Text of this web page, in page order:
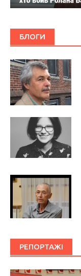
БЛОГИ
РЕПОРТАЖІ